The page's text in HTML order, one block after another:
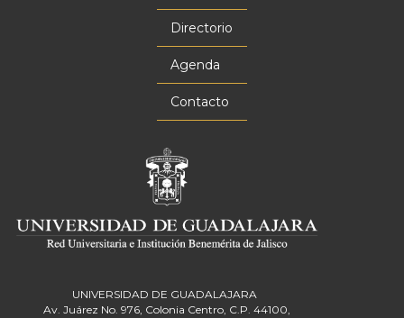
Directorio
Agenda
Contacto
UNIVERSIDAD DE GUADALAJARA
Av. Juárez No. 976, Colonia Centro, C.P. 44100,